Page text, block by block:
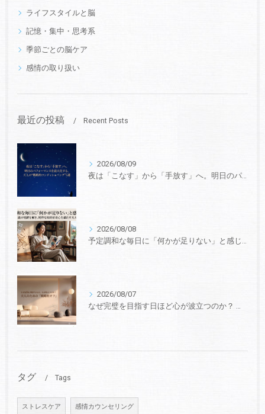
ライフスタイルと脳
記憶・集中・思考系
季節ごとの脳ケア
感情の取り扱い
最近の投稿 Recent Posts
2026/08/09
夜は「こなす」から「手放す」へ。明日のパフォーマンスを最大化する、大人の“戦略的コンディショニング”5選
2026/08/08
予定調和な毎日に「何かが足りない」と感じたら。効率主義の呪縛を解き、純粋な知的好奇心を満たす大人の作法
2026/08/07
なぜ完璧を目指す日ほど心が波立つのか？ 脳のオーバーヒートを鎮める、大人のための「戦略的オフ」
タグ Tags
ストレスケア 感情カウンセリング